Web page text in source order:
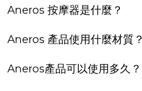
Aneros 按摩器是什麼？
Aneros 產品使用什麼材質？
Aneros產品可以使用多久？